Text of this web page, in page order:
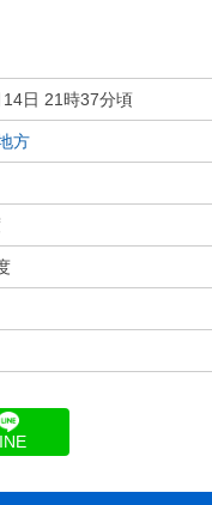
日 21時37分頃
方